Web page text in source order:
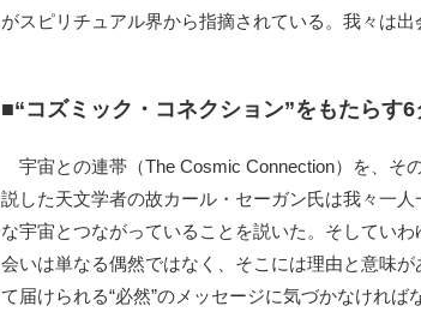
がスピリチュアル界から指摘されている。我々は出
■“コズミック・コネクション”をもたらす
宇宙との連帯（The Cosmic Connection）を、そ
説した天文学者の故カール・セーガン氏は我々一
な宇宙とつながっていることを説いた。そしてい
会いは単なる偶然ではなく、そこには理由と意味
て届けられる“必然”のメッセージに気づかなければ